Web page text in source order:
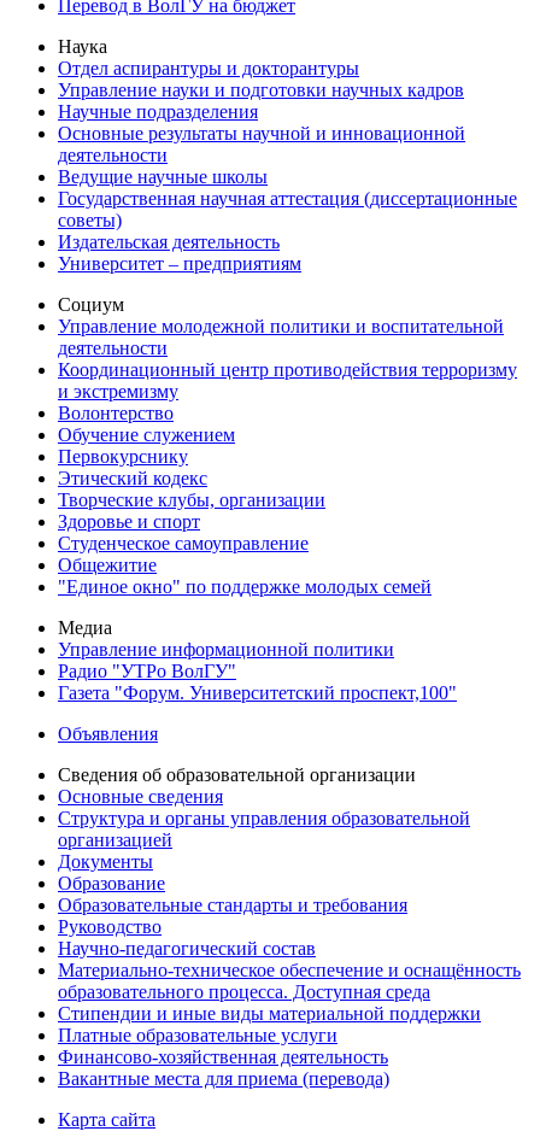
Перевод в ВолГУ на бюджет
Наука
Отдел аспирантуры и докторантуры
Управление науки и подготовки научных кадров
Научные подразделения
Основные результаты научной и инновационной
деятельности
Ведущие научные школы
Государственная научная аттестация (диссертационные
советы)
Издательская деятельность
Университет – предприятиям
Социум
Управление молодежной политики и воспитательной
деятельности
Координационный центр противодействия терроризму
и экстремизму
Волонтерство
Обучение служением
Первокурснику
Этический кодекс
Творческие клубы, организации
Здоровье и спорт
Студенческое самоуправление
Общежитие
"Единое окно" по поддержке молодых семей
Медиа
Управление информационной политики
Радио "УТРо ВолГУ"
Газета "Форум. Университетский проспект,100"
Объявления
Сведения об образовательной организации
Основные сведения
Структура и органы управления образовательной
организацией
Документы
Образование
Образовательные стандарты и требования
Руководство
Научно-педагогический состав
Материально-техническое обеспечение и оснащённость
образовательного процесса. Доступная среда
Стипендии и иные виды материальной поддержки
Платные образовательные услуги
Финансово-хозяйственная деятельность
Вакантные места для приема (перевода)
Карта сайта